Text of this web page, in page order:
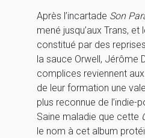
Après l’incartade Son
mené jusqu’aux Trans,
constitué par des
la sauce Orwell, Jérôme
complices reviennent
de leur formation une
plus reconnue de l’indie-
Saine maladie que cette
le nom à cet album